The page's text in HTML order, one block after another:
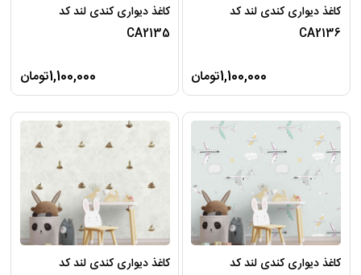
کاغذ دیواری کندی لند کد
CA2136
1,100,000تومان
کاغذ دیواری کندی لند کد
CA2135
1,100,000تومان
کاغذ دیواری کندی لند کد
کاغذ دیواری کندی لند کد